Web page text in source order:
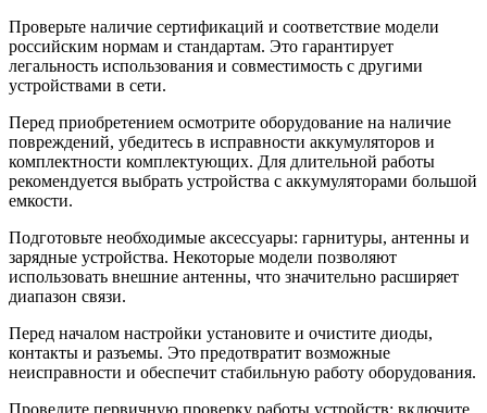
Проверьте наличие сертификаций и соответствие модели
российским нормам и стандартам. Это гарантирует
легальность использования и совместимость с другими
устройствами в сети.
Перед приобретением осмотрите оборудование на наличие
повреждений, убедитесь в исправности аккумуляторов и
комплектности комплектующих. Для длительной работы
рекомендуется выбрать устройства с аккумуляторами большой
емкости.
Подготовьте необходимые аксессуары: гарнитуры, антенны и
зарядные устройства. Некоторые модели позволяют
использовать внешние антенны, что значительно расширяет
диапазон связи.
Перед началом настройки установите и очистите диоды,
контакты и разъемы. Это предотвратит возможные
неисправности и обеспечит стабильную работу оборудования.
Проведите первичную проверку работы устройств: включите